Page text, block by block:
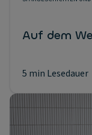
Auf dem
5 min Lesedauer